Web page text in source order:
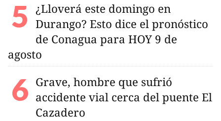
¿Lloverá este domingo en
Durango? Esto dice el pronóstico
de Conagua para HOY 9 de
agosto
Grave, hombre que sufrió
accidente vial cerca del puente El
Cazadero